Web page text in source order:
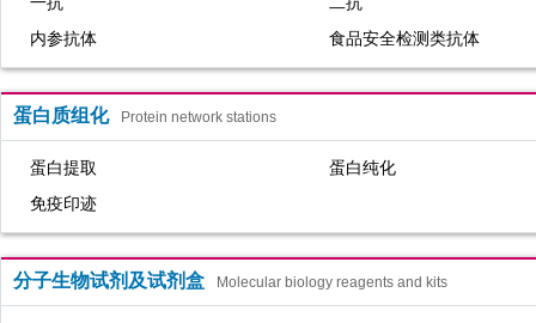
内参抗体
食品安全检测类抗体
蛋白质组化 Protein network stations
蛋白提取
蛋白纯化
免疫印迹
分子生物试剂及试剂盒 Molecular biology reagents and kits